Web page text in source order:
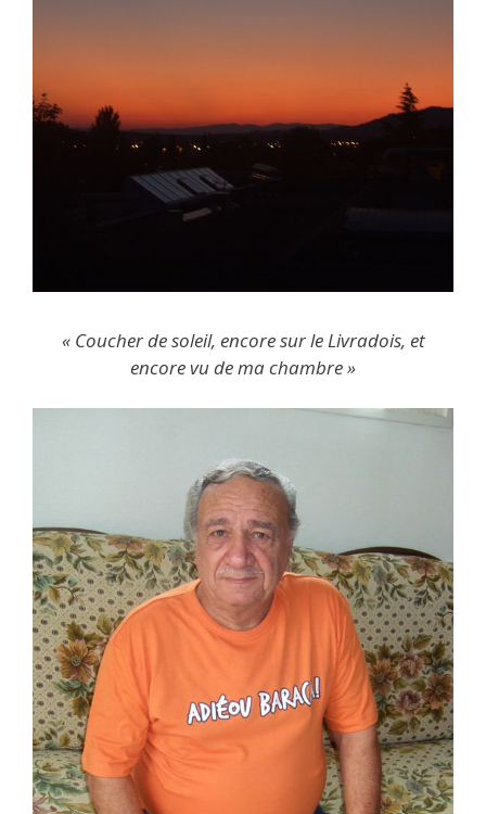
« Coucher de soleil, encore sur le Livradois, et
encore vu de ma chambre »